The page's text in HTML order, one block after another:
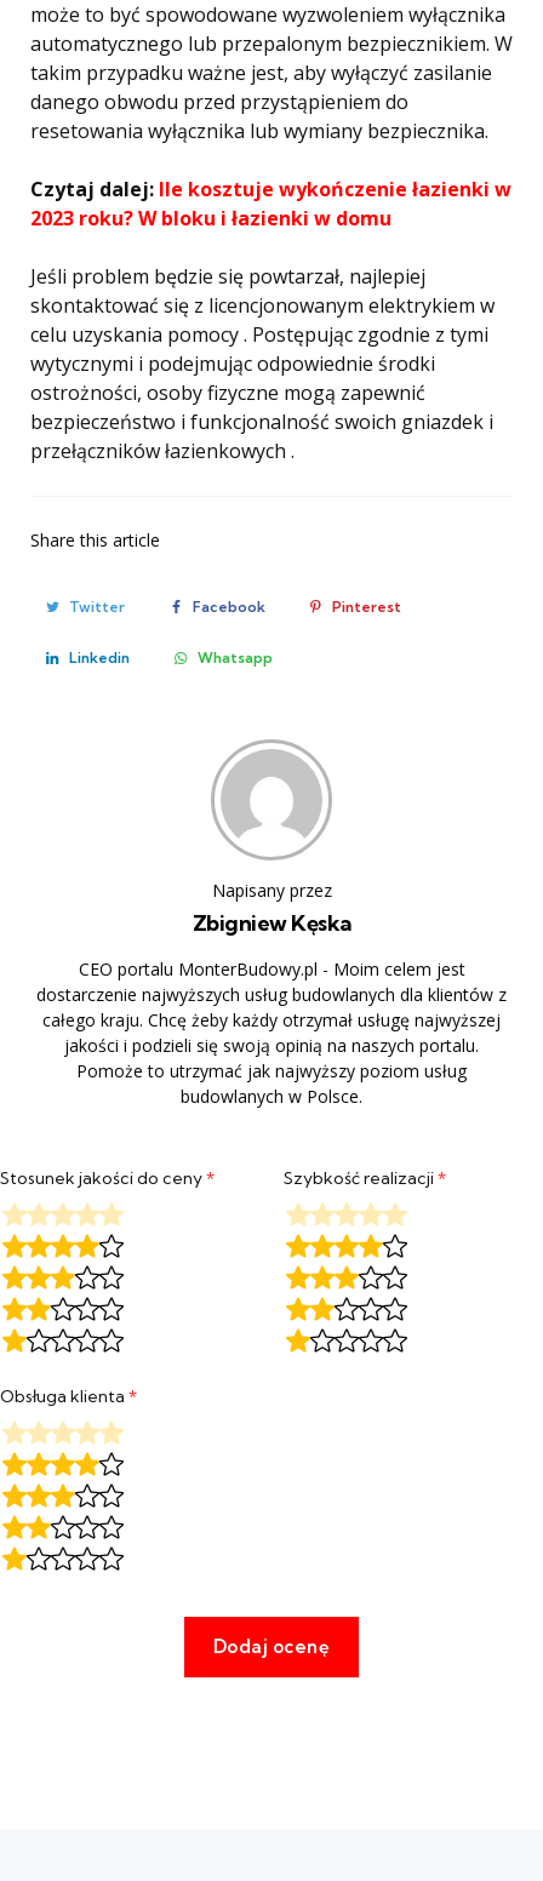
może to być spowodowane wyzwoleniem wyłącznika
automatycznego lub przepalonym bezpiecznikiem. W
takim przypadku ważne jest, aby wyłączyć zasilanie
danego obwodu przed przystąpieniem do
resetowania wyłącznika lub wymiany bezpiecznika.
Czytaj dalej: Ile kosztuje wykończenie łazienki w
2023 roku? W bloku i łazienki w domu
Jeśli problem będzie się powtarzał, najlepiej
skontaktować się z licencjonowanym elektrykiem w
celu uzyskania pomocy . Postępując zgodnie z tymi
wytycznymi i podejmując odpowiednie środki
ostrożności, osoby fizyczne mogą zapewnić
bezpieczeństwo i funkcjonalność swoich gniazdek i
przełączników łazienkowych .
Share this article
Twitter Facebook Pinterest
Linkedin Whatsapp
Napisany przez
Zbigniew Kęska
CEO portalu MonterBudowy.pl - Moim celem jest
dostarczenie najwyższych usług budowlanych dla klientów z
całego kraju. Chcę żeby każdy otrzymał usługę najwyższej
jakości i podzieli się swoją opinią na naszych portalu.
Pomoże to utrzymać jak najwyższy poziom usług
budowlanych w Polsce.
Stosunek jakości do ceny* Szybkość realizacji*
Obsługa klienta *